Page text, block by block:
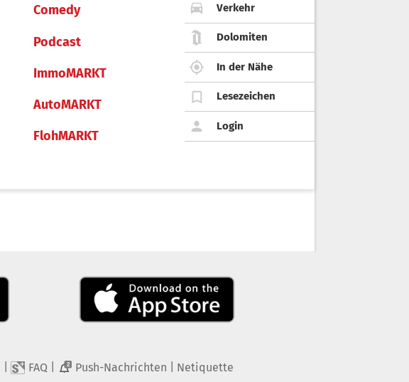
Comedy
Podcast
ImmoMARKT
AutoMARKT
FlohMARKT
Verkehr
Dolomiten
In der Nähe
Lesezeichen
Login
FAQ 2 Push-Nachrichten Netiquette